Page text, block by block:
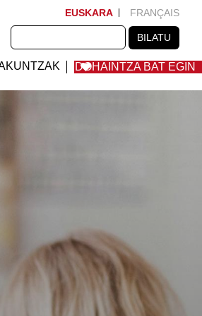
EUSKARA FRANÇAIS
BILATU BILATU
DOHAINTZA BAT EGIN